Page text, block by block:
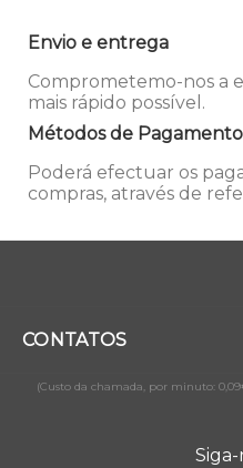
Envio e entrega
Comprometemo-nos a
mais rápido possível.
Métodos de Pagamento
Poderá efectuar os
compras, através de
CONTATOS
(Custo da chamada, por minuto: